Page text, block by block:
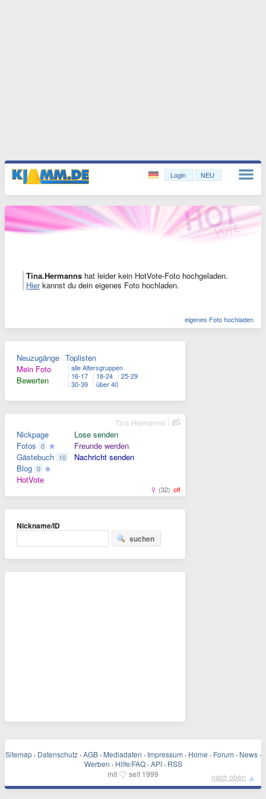
Login NEU
Tina.Hermanns hat leider kein HotVote-Foto hochgeladen.
Hierkannst du dein eigenes Foto hochladen.
eigenes Foto hochladen
Neuzugänge
Mein Foto
Bewerten
Toplisten
alle Altersgruppen
16-17
18-24
25-29
30-39
über 40
Nickpage
Fotos 0
Gästebuch 10
Blog 0
HotVote
Lose senden
Freunde werden
Nachricht senden
(32) off
Tina.Hermanns'
Nickname/ID
suchen
Sitemap · Datenschutz · AGB · Mediadaten · Impressum · Home · Forum · News ·
Werben · Hilfe/FAQ · API · RSS
mit ♡ seit 1999 nach oben ▲